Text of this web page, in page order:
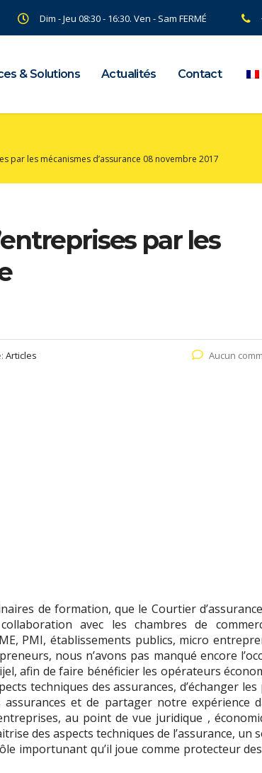
Dim - Jeu 08:30 - 16:30. Ven - Sam FERMÉ
& Solutions Actualités Contact
par les mécanismes d’assurance 08 novembre 2017
par les
Articles Aucun
de formation, que le Courtier
avec les chambres de
PMI, établissements publics, micro
nous n’avons pas manqué encore
afin de faire bénéficier les opérateurs
techniques des assurances, d’échanger
et de partager notre expérience
au point de vue juridique ,
des aspects techniques de l’assurance, un
importunant qu’il joue comme protecteur